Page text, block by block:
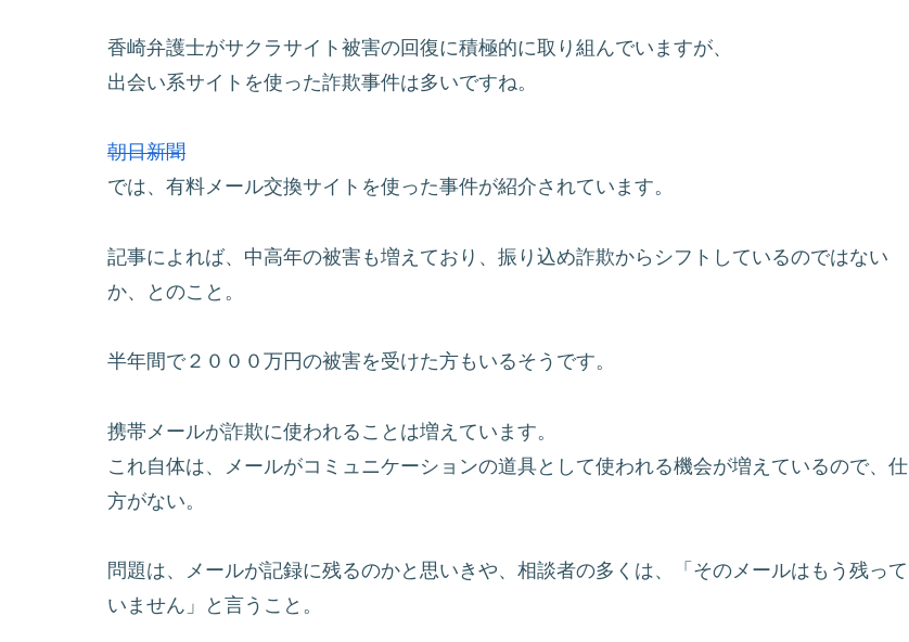
香崎弁護士がサクラサイト被害の回復に積極的に取り組んでいますが、
出会い系サイトを使った詐欺事件は多いですね。
朝日新聞
では、有料メール交換サイトを使った事件が紹介されています。
記事によれば、中高年の被害も増えており、振り込め詐欺からシフトしているのではない
か、とのこと。
半年間で２０００万円の被害を受けた方もいるそうです。
携帯メールが詐欺に使われることは増えています。
これ自体は、メールがコミュニケーションの道具として使われる機会が増えているので、仕
方がない。
問題は、メールが記録に残るのかと思いきや、相談者の多くは、「そのメールはもう残って
いません」と言うこと。